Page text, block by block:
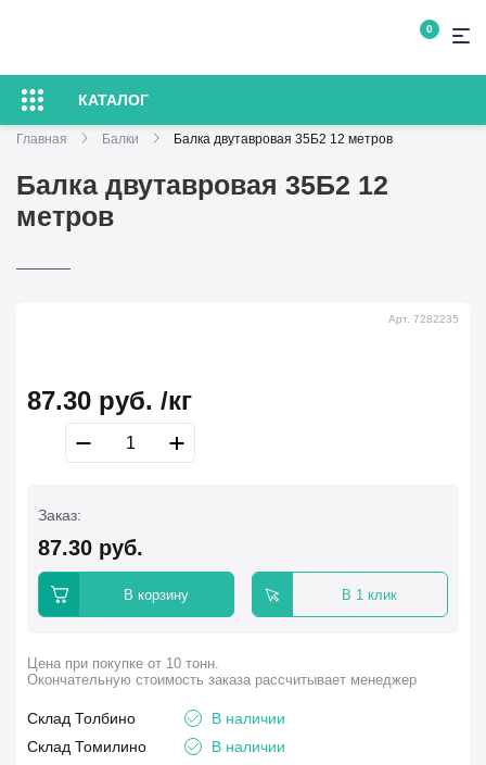
0
КАТАЛОГ
Главная Балки Балка двутавровая 35Б2 12 метров
Балка двутавровая 35Б2 12
метров
Арт. 7282235
87.30 руб. /кг
Заказ:
87.30 руб.
В корзину В 1 клик
Цена при покупке от 10 тонн.
Окончательную стоимость заказа рассчитывает менеджер
Склад Толбино
В наличии
Склад Томилино
В наличии